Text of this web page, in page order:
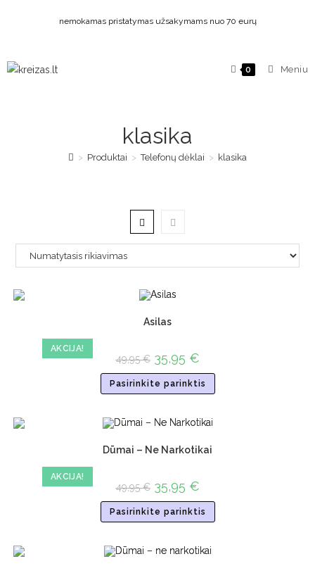
nemokamas pristatymas užsakymams nuo 70 eurų
0 Meniu
klasika
> Produktai > Telefonų dėklai > klasika
AKCIJA!
Asilas
49,95€ 35,95 €
Pasirinkite parinktis
AKCIJA!
Dūmai – Ne Narkotikai
49,95€ 35,95 €
Pasirinkite parinktis